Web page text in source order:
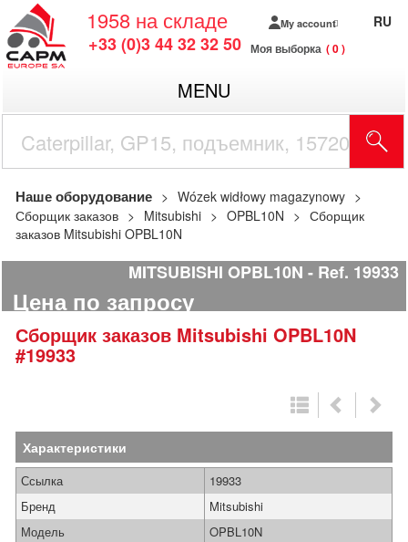
1958 на складе
+33 (0)3 44 32 32 50
My account
Моя выборка 0
RU
MENU
Наше оборудование
Wózek widłowy magazynowy
Сборщик заказов
Mitsubishi OPBL10N
Сборщик
заказов Mitsubishi OPBL10N
MITSUBISHI OPBL10N Ref. 19933
Цена по запросу
Сборщик заказов Mitsubishi OPBL10N
#19933
Характеристики
Ссылка
19933
Бренд
Mitsubishi
Модель
OPBL10N